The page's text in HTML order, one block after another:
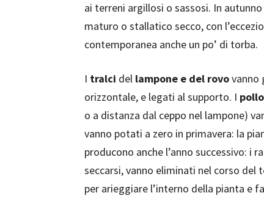
ai terreni argillosi o sassosi. In
maturo o stallatico secco, con
contemporanea anche un po’ di torba.
I tralci del lampone e del rovovanno
orizzontale, e legati al supporto. I
o a distanza dal ceppo nel lampone)
vanno potati a zero in primavera: la
producono anche l’anno successivo: i
seccarsi, vanno eliminati nel corso del
per arieggiare l’interno della pianta e